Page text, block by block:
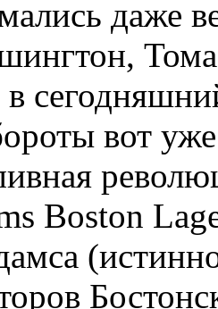
даже
вот
Boston